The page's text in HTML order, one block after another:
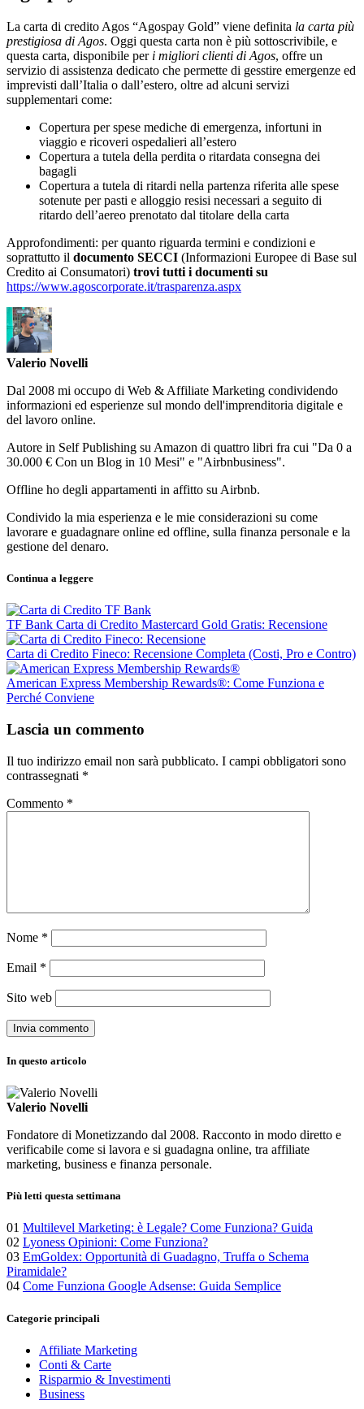
La carta di credito Agos “Agospay Gold” viene definita la carta più
prestigiosa di Agos. Oggi questa carta non è più sottoscrivibile, e
questa carta, disponibile per i migliori clienti di Agos, offre un
servizio di assistenza dedicato che permette di gesstire emergenze ed
imprevisti dall’Italia o dall’estero, oltre ad alcuni servizi
supplementari come:
Copertura per spese mediche di emergenza, infortuni in
viaggio e ricoveri ospedalieri all’estero
Copertura a tutela della perdita o ritardata consegna dei
bagagli
Copertura a tutela di ritardi nella partenza riferita alle spese
sotenute per pasti e alloggio resisi necessari a seguito di
ritardo dell’aereo prenotato dal titolare della carta
Approfondimenti: per quanto riguarda termini e condizioni e
soprattutto il documento SECCI (Informazioni Europee di Base sul
Credito ai Consumatori) trovi tutti i documenti su
https://www.agoscorporate.it/trasparenza.aspx
Valerio Novelli
Dal 2008 mi occupo di Web & Affiliate Marketing condividendo
informazioni ed esperienze sul mondo dell'imprenditoria digitale e
del lavoro online.
Autore in Self Publishing su Amazon di quattro libri fra cui "Da 0 a
30.000 € Con un Blog in 10 Mesi" e "Airbnbusiness".
Offline ho degli appartamenti in affitto su Airbnb.
Condivido la mia esperienza e le mie considerazioni su come
lavorare e guadagnare online ed offline, sulla finanza personale e la
gestione del denaro.
Continua a leggere
TF Bank Carta di Credito Mastercard Gold Gratis: Recensione
Carta di Credito Fineco: Recensione Completa (Costi, Pro e Contro)
American Express Membership Rewards®: Come Funziona e
Perché Conviene
Lascia un commento
Il tuo indirizzo email non sarà pubblicato. I campi obbligatori sono
contrassegnati *
Commento *
Nome *
Email *
Sito web
In questo articolo
Valerio Novelli
Fondatore di Monetizzando dal 2008. Racconto in modo diretto e
verificabile come si lavora e si guadagna online, tra affiliate
marketing, business e finanza personale.
Più letti questa settimana
01 Multilevel Marketing: è Legale? Come Funziona? Guida
02 Lyoness Opinioni: Come Funziona?
03 EmGoldex: Opportunità di Guadagno, Truffa o Schema
Piramidale?
04 Come Funziona Google Adsense: Guida Semplice
Categorie principali
Affiliate Marketing
Conti & Carte
Risparmio & Investimenti
Business